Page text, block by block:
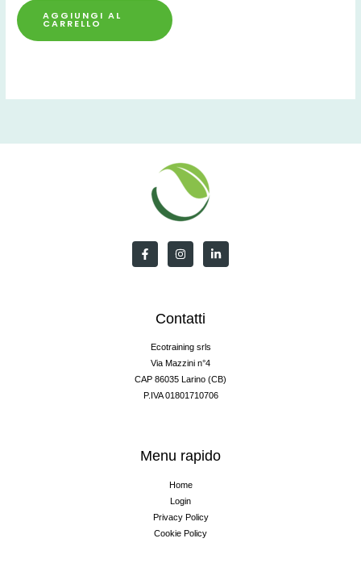
AGGIUNGI AL
CARRELLO
Contatti
Ecotraining srls
Via Mazzini n°4
CAP 86035 Larino (CB)
P.IVA 01801710706
Menu rapido
Home
Login
Privacy Policy
Cookie Policy